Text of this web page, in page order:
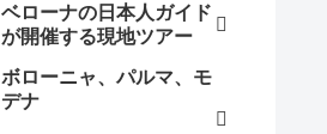
ベローナの日本人ガイド
が開催する現地ツアー
ボローニャ、パルマ、モ
デナ